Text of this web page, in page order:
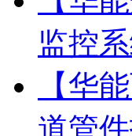
监控
【华
道管